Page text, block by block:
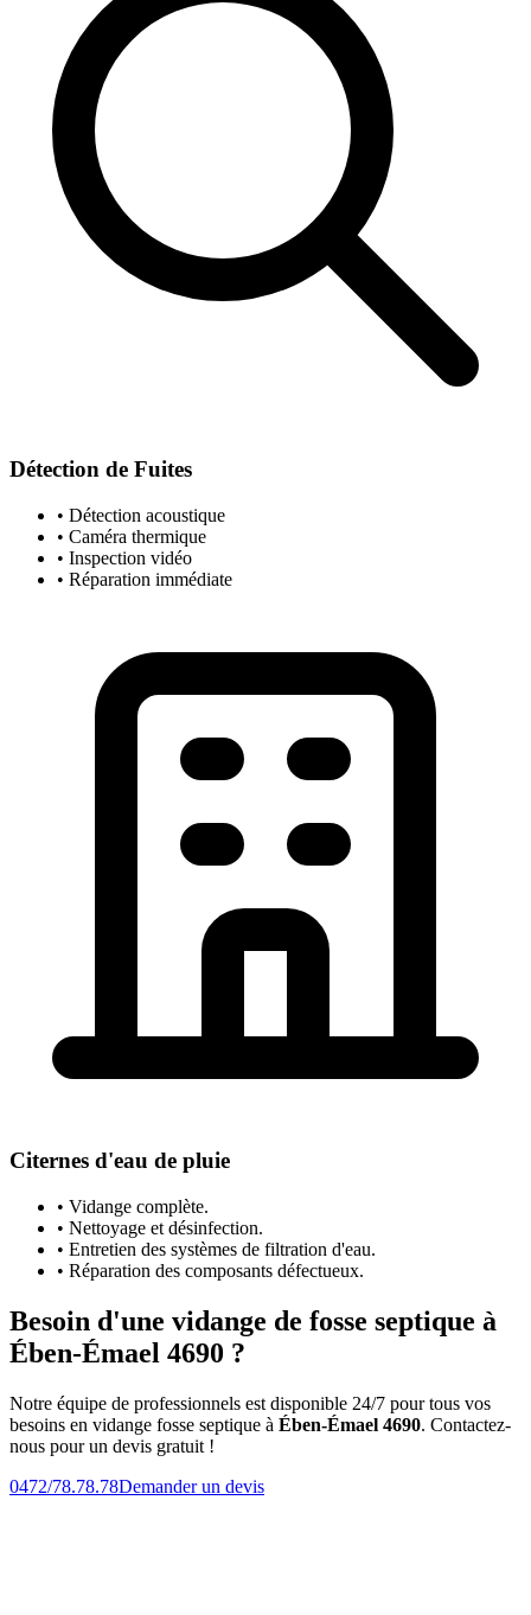
Détection de Fuites
• Détection acoustique
• Caméra thermique
• Inspection vidéo
• Réparation immédiate
Citernes d'eau de pluie
• Vidange complète.
• Nettoyage et désinfection.
• Entretien des systèmes de filtration d'eau.
• Réparation des composants défectueux.
Besoin d'une vidange de fosse septique à
Ében-Émael 4690 ?
Notre équipe de professionnels est disponible 24/7 pour tous vos
besoins en vidange fosse septique à Ében-Émael 4690. Contactez-
nous pour un devis gratuit !
0472/78.78.78Demander un devis